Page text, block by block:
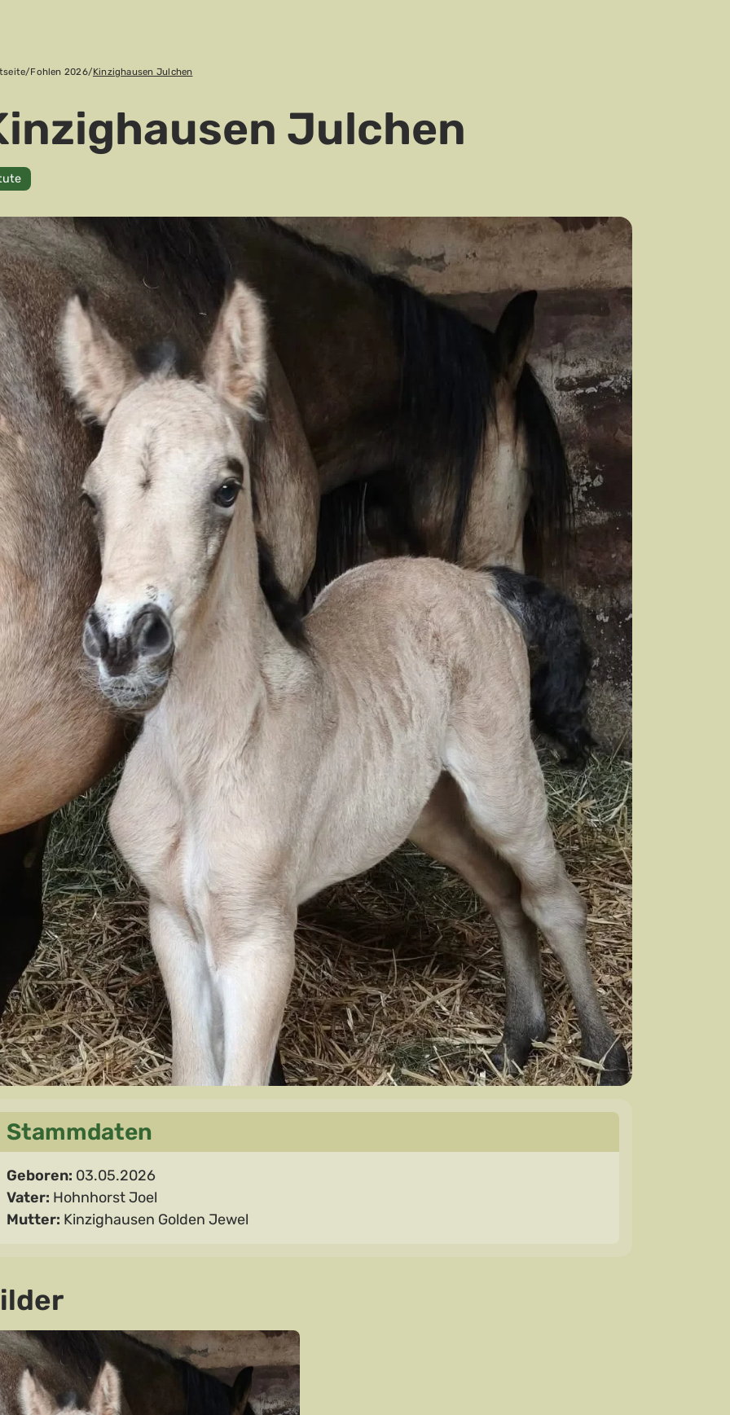
/Fohlen 2026/Kinzighausen Julchen
Julchen
Stammdaten
Geboren: 03.05.2026
Vater: Hohnhorst Joel
Mutter: Kinzighausen Golden Jewel